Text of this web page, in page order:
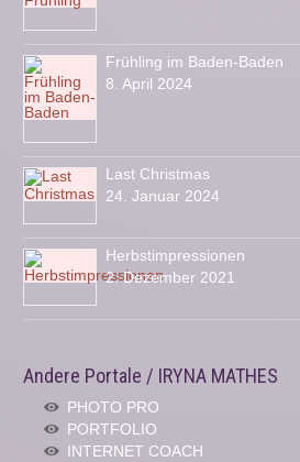
Frühling im Baden-Baden
8. April 2024
Last Christmas
24. Januar 2024
Herbstimpressionen
2. Dezember 2021
Andere Portale / IRYNA MATHES
PHOTO PRO
PORTFOLIO
INTERNET COACH